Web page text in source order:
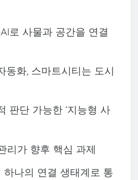
로 사물과 공간을 연결
동화, 스마트시티는 도시
판단 가능한 ‘지능형 사
리가 향후 핵심 과제
하나의 연결 생태계로 통